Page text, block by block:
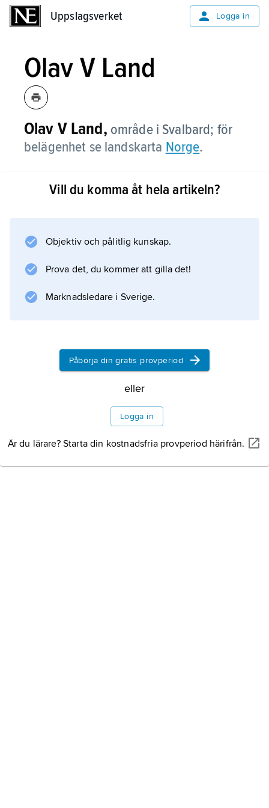
Uppslagsverket Logga in
Olav V Land
Olav VLand, område i Svalbard; för
belägenhet se landskarta Norge.
Vill du komma åt hela artikeln?
Objektiv och pålitlig kunskap.
Prova det, du kommer att gilla det!
Marknadsledare i Sverige.
Påbörja din gratis provperiod
eller
Logga in
Är du lärare? Starta din kostnadsfria provperiod härifrån.